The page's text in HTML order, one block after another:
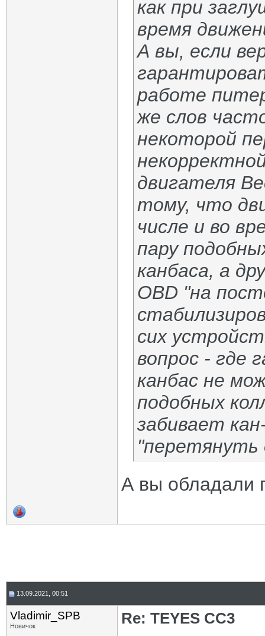
как при
время
А вы, если
работе
же слов
некоторой
двигателя
тому, что
числе и во
пару
канбаса, а
OBD "на
сих
вопрос - где
канбас не
подобных
забивает
"перетянуть
А вы обладали
13.09.2021, 00:51
Vladimir_SPB
Новичок
Re: TEYES CC3